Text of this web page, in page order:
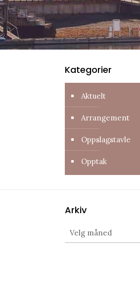
Kategorier
Aktuelt
Arrangement
Oppslagstavle
Opptak
Arkiv
Arkiv